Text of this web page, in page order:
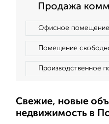
Продажа
Офисное помещение
Помещение
Производственное
Свежие, новые
недвижимость в